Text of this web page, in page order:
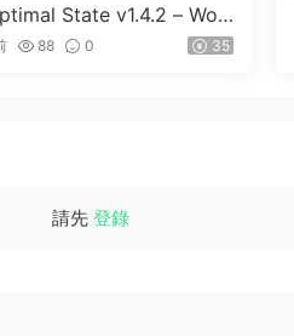
State v1.4.2 – Wor
優化、清理和安全套件
88 0 35
請先 登錄